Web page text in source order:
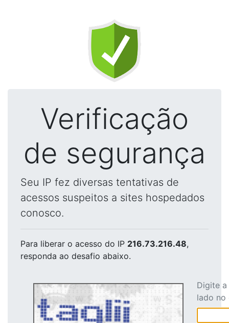
Verificação
de segurança
Seu IP fez diversas tentativas de
acessos suspeitos a sites hospedados
conosco.
Para liberar o acesso do IP 216.73.216.48,
responda ao desafio abaixo.
Digite
lado no